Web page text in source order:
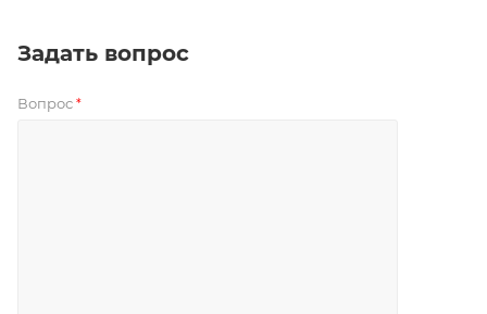
Задать вопрос
Вопрос *